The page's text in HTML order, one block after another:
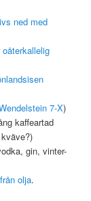
ned med
7-X)
kaffeartad
gin, vinter-
olja.